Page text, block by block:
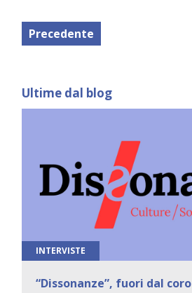
Precedente
Ultime dal blog
INTERVISTE
“Dissonanze”, fuori dal coro